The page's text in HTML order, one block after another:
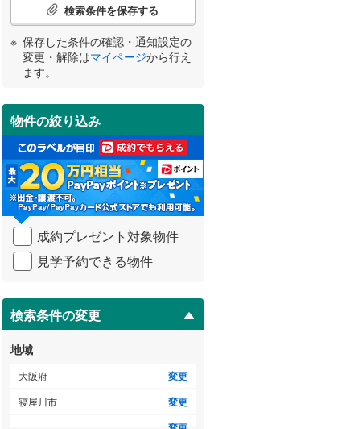
条
件
受
け
取
る
・
条
件
を
イ
ペ
ジ
に
保
存
す
る
検索条件を保存する
保存した条件の確認・通知設定の
変更・解除はマイページから行え
ます。
物件の絞り込み
成約プレゼント対象物件
見学予約できる物件
検索条件の変更
地域
大阪府 変更
寝屋川市
変更
条件をリセットする
池田市(39)
高槻市 ( 227)
泉佐野市(15)
河内長野市(21)
和泉市(10)
羽曳野市(79)
高石市(4)
泉南市( 1
大阪狭山市(32)
豊能郡豊能町(10)
南河内郡太子町
条件をリセットする
条件をリセットする
阪神なんば線(0)
南海高師浜線(0)
阪堺電気軌道阪堺線
南海汐見橋線(0)
大阪モノレール線(
水間鉄道(0)
条件をリセットする
条件をリセットする
住宅性能評価付き（0）
小学校まで1km以内（0）
間取り変更可能 （
）
3階建て以上（0）
条件をリセットする